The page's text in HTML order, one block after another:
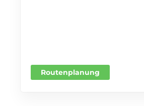
Routenplanung